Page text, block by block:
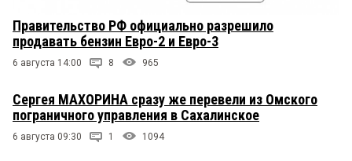
Правительство РФ официально разрешило
продавать бензин Евро-2 и Евро-3
6 августа 14:00 8 965
Сергея МАХОРИНА сразу же перевели из Омского
пограничного управления в Сахалинское
6 августа 09:30 1 1094